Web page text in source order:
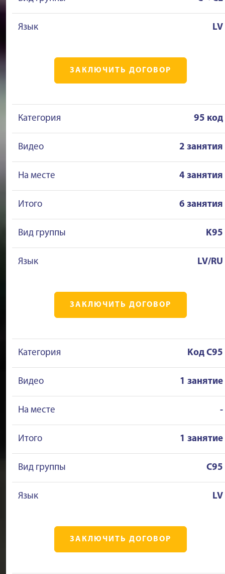
Язык LV
ЗАКЛЮЧИТЬ ДОГОВОР
Категория 95 код
Видео 2 занятия
На месте 4 занятия
Итого 6 занятия
Вид группы K95
Язык LV/RU
ЗАКЛЮЧИТЬ ДОГОВОР
Категория Kод C95
Видео 1 занятие
На месте -
Итого 1 занятие
Вид группы C95
Язык LV
ЗАКЛЮЧИТЬ ДОГОВОР